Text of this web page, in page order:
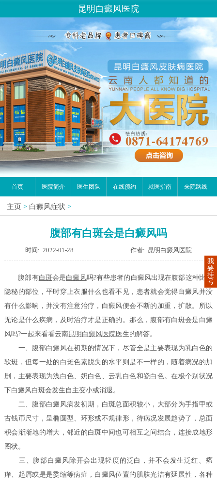
昆明白癜风医院
首页 医院简介 医生团队 在线预约 就医指南 来院路线
主页 > 白癜风症状 >
腹部有白斑会是白癜风吗
时间: 2022-01-28 作者: 昆明白癜风医院
腹部有白斑会是白癜风吗?有些患者的白癜风出现在腹部这种比较
隐秘的部位，平时穿上衣服什么也看不见，患者就会觉得白癜风并没
有什么影响，并没有注意治疗，白癜风便会不断的加重，扩散。所以
无论是什么疾病，及时治疗才是正确的。那么，腹部有白斑会是白癜
风吗?一起来看看云南昆明白癜风医院 医生的解答。
一、腹部白癜风在初期的情况下，尽管全是主要表现为乳白色的
软斑，但每一处的白斑色素脱失的水平则是不一样的，随着病况的加
剧，主要表现为浅白色、奶白色、云乳白色和瓷白色。在极个别状况
下白癜风白斑会发生自主变小或消退。
二、腹部白癜风病发初期，白斑总面积较小，大部分为手指甲或
古钱币尺寸，呈椭圆型、环形或不规律形，待病况发展趋势了，总面
积会渐渐地的增大，邻近的白斑中间也可相互之间结合，连接成地形
图状。
三、腹部白癜风除开会出现轻度的泛白，并不会发生泛红、瘙
痒、起屑或是是委缩等病症，白癜风位置的肌肤光洁有延展性，各种
我
要
挂
号